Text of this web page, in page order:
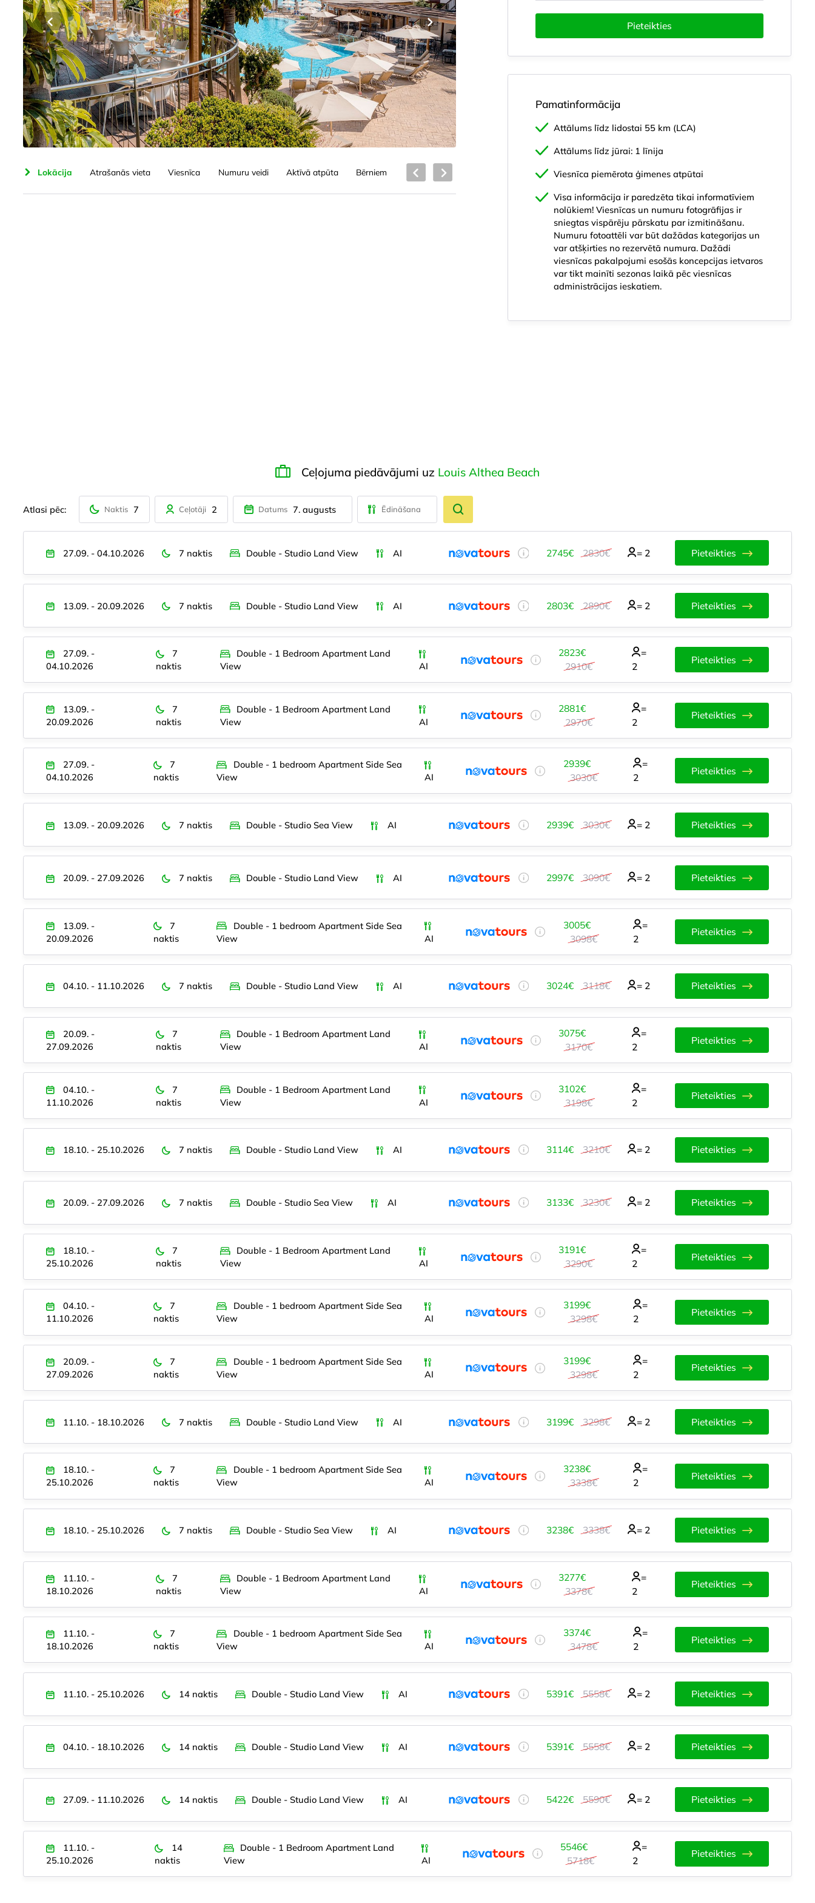
Lokācija Atrašanās vieta Viesnīca Numuru veidi Aktīvā atpūta Bērniem Ēdināšana Atrašanās vieta Viesnīca Numuru veidi
Pieteikties
Pamatinformācija
Attālums līdz lidostai 55 km (LCA)
Attālums līdz jūrai: 1 līnija
Viesnīca piemērota ģimenes atpūtai
Visa informācija ir paredzēta tikai informatīviem
nolūkiem! Viesnīcas un numuru fotogrāfijas ir
sniegtas vispārēju pārskatu par izmitināšanu.
Numuru fotoattēli var būt dažādas kategorijas un
var atšķirties no rezervētā numura. Dažādi
viesnīcas pakalpojumi esošās koncepcijas ietvaros
var tikt mainīti sezonas laikā pēc viesnīcas
administrācijas ieskatiem.
Ceļojuma piedāvājumi uz Louis Althea Beach
Atlasi pēc: Naktis 7 Ceļotāji 2 Datums 7. augusts Ēdināšana
27.09. - 04.10.2026 7 naktis Double - Studio Land View AI 2745€ 2830€ = 2 Pieteikties
13.09. - 20.09.2026 7 naktis Double - Studio Land View AI 2803€ 2890€ = 2 Pieteikties
27.09. -
04.10.2026
7
naktis
Double - 1 Bedroom Apartment Land
View
AI
2823€
2910€
=
2
Pieteikties
13.09. -
20.09.2026
7
naktis
Double - 1 Bedroom Apartment Land
View
AI
2881€
2970€
=
2
Pieteikties
27.09. -
04.10.2026
7
naktis
Double - 1 bedroom Apartment Side Sea
View
AI
2939€
3030€
=
2
Pieteikties
13.09. - 20.09.2026 7 naktis Double - Studio Sea View AI 2939€ 3030€ = 2 Pieteikties
20.09. - 27.09.2026 7 naktis Double - Studio Land View AI 2997€ 3090€ = 2 Pieteikties
13.09. -
20.09.2026
7
naktis
Double - 1 bedroom Apartment Side Sea
View
AI
3005€
3098€
=
2
Pieteikties
04.10. - 11.10.2026 7 naktis Double - Studio Land View AI 3024€ 3118€ = 2 Pieteikties
20.09. -
27.09.2026
7
naktis
Double - 1 Bedroom Apartment Land
View
AI
3075€
3170€
=
2
Pieteikties
04.10. -
11.10.2026
7
naktis
Double - 1 Bedroom Apartment Land
View
AI
3102€
3198€
=
2
Pieteikties
18.10. - 25.10.2026 7 naktis Double - Studio Land View AI 3114€ 3210€ = 2 Pieteikties
20.09. - 27.09.2026 7 naktis Double - Studio Sea View AI 3133€ 3230€ = 2 Pieteikties
18.10. -
25.10.2026
7
naktis
Double - 1 Bedroom Apartment Land
View
AI
3191€
3290€
=
2
Pieteikties
04.10. -
11.10.2026
7
naktis
Double - 1 bedroom Apartment Side Sea
View
AI
3199€
3298€
=
2
Pieteikties
20.09. -
27.09.2026
7
naktis
Double - 1 bedroom Apartment Side Sea
View
AI
3199€
3298€
=
2
Pieteikties
11.10. - 18.10.2026 7 naktis Double - Studio Land View AI 3199€ 3298€ = 2 Pieteikties
18.10. -
25.10.2026
7
naktis
Double - 1 bedroom Apartment Side Sea
View
AI
3238€
3338€
=
2
Pieteikties
18.10. - 25.10.2026 7 naktis Double - Studio Sea View AI 3238€ 3338€ = 2 Pieteikties
11.10. -
18.10.2026
7
naktis
Double - 1 Bedroom Apartment Land
View
AI
3277€
3378€
=
2
Pieteikties
11.10. -
18.10.2026
7
naktis
Double - 1 bedroom Apartment Side Sea
View
AI
3374€
3478€
=
2
Pieteikties
11.10. - 25.10.2026 14 naktis Double - Studio Land View AI 5391€ 5558€ = 2 Pieteikties
04.10. - 18.10.2026 14 naktis Double - Studio Land View AI 5391€ 5558€ = 2 Pieteikties
27.09. - 11.10.2026 14 naktis Double - Studio Land View AI 5422€ 5590€ = 2 Pieteikties
11.10. -
25.10.2026
14
naktis
Double - 1 Bedroom Apartment Land
View
AI
5546€
5718€
=
2
Pieteikties